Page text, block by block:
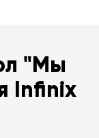
"Мы
Infinix